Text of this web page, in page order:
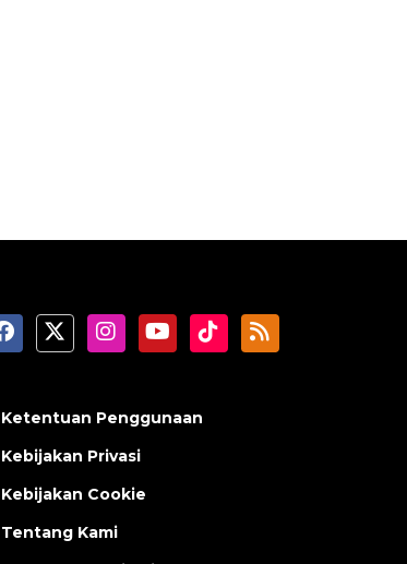
Ketentuan Penggunaan
Kebijakan Privasi
Kebijakan Cookie
Tentang Kami